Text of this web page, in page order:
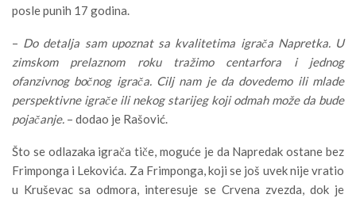
posle punih 17 godina.
– Do detalja sam upoznat sa kvalitetima igrača Napretka. U
zimskom prelaznom roku tražimo centarfora i jednog
ofanzivnog bočnog igrača. Cilj nam je da dovedemo ili mlade
perspektivne igrače ili nekog starijeg koji odmah može da bude
pojačanje. – dodao je Rašović.
Što se odlazaka igrača tiče, moguće je da Napredak ostane bez
Frimponga i Lekovića. Za Frimponga, koji se još uvek nije vratio
u Kruševac sa odmora, interesuje se Crvena zvezda, dok je